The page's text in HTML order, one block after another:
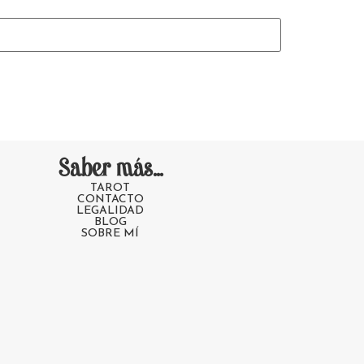
Saber más...
TAROT
CONTACTO
LEGALIDAD
BLOG
SOBRE MÍ